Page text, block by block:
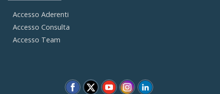
Accesso Aderenti
Accesso Consulta
Accesso Team